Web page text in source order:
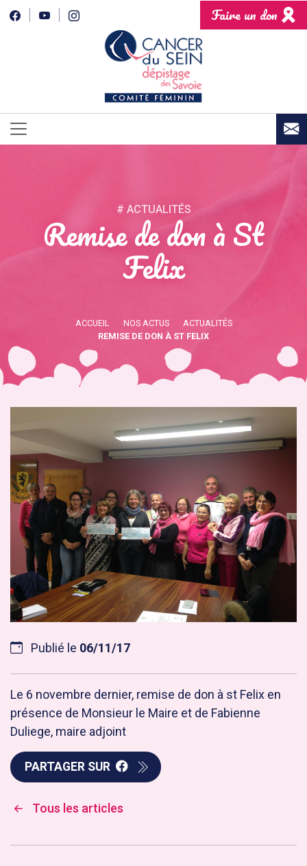
Faire un don
# ACTUALITÉS
Remise de don à St
Felix
ACCUEIL NOS ACTUS
ACTUALITÉS
REMISE DE DON À ST FELIX
Publié le 06/11/17
Le 6 novembre dernier, remise de don à st Felix en
présence de Monsieur le Maire et de Fabienne
Duliege, maire adjoint
PARTAGER SUR
Tous les articles